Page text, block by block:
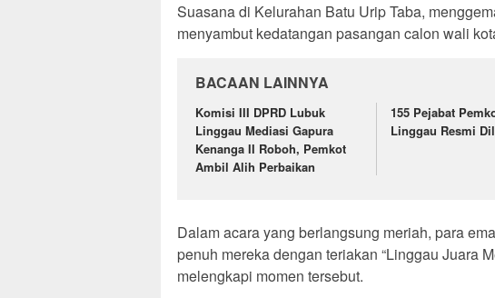
Suasana di Kelurahan Batu Urip Taba,
menyambut kedatangan pasangan calon wali
BACAAN LAINNYA
Komisi III DPRD Lubuk
Linggau Mediasi Gapura
Kenanga II Roboh, Pemkot
Ambil Alih Perbaikan
155 Pejabat
Linggau Resmi
Dalam acara yang berlangsung meriah, para
penuh mereka dengan teriakan “Linggau Juara
melengkapi momen tersebut.